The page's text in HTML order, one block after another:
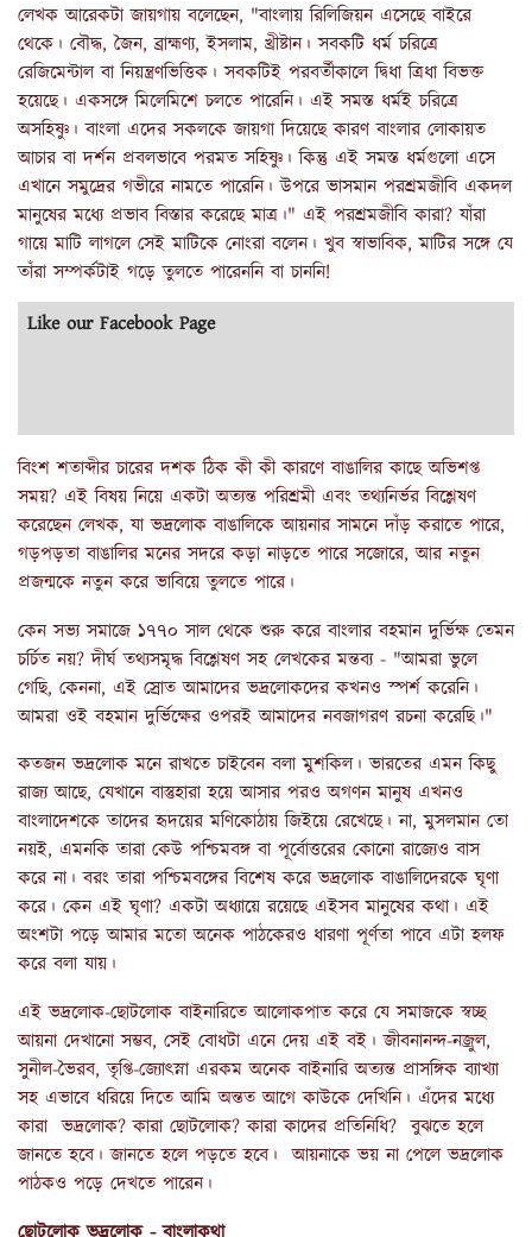
লেখক আরেকটা জায়গায় বলেছেন, "বাংলায় রিলিজিয়ন এসেছে বাইরে
থেকে। বৌদ্ধ, জৈন, ব্রাহ্মণ্য, ইসলাম, খ্রীষ্টান। সবকটি ধর্ম চরিত্রে
রেজিমেন্টাল বা নিয়ন্ত্রণভিত্তিক। সবকটিই পরবর্তীকালে দ্বিধা ত্রিধা বিভক্ত
হয়েছে। একসঙ্গে মিলেমিশে চলতে পারেনি‌। এই সমস্ত ধর্মই চরিত্রে
অসহিষ্ণু। বাংলা এদের সকলকে জায়গা দিয়েছে কারণ বাংলার লোকায়ত
আচার বা দর্শন প্রবলভাবে পরমত সহিষ্ণু। কিন্তু এই সমস্ত ধর্মগুলো এসে
এখানে সমুদ্রের গভীরে নামতে পারেনি। উপরে ভাসমান পরশ্রমজীবি একদল
মানুষের মধ্যে প্রভাব বিস্তার করেছে মাত্র।" এই পরশ্রমজীবি কারা? যাঁরা
গায়ে মাটি লাগলে সেই মাটিকে নোংরা বলেন। খুব স্বাভাবিক, মাটির সঙ্গে যে
তাঁরা সম্পর্কটাই গড়ে তুলতে পারেননি বা চাননি!
Like our Facebook Page
বিংশ শতাব্দীর চারের দশক ঠিক কী কী কারণে বাঙালির কাছে অভিশপ্ত
সময়? এই বিষয় নিয়ে একটা অত্যন্ত পরিশ্রমী এবং তথ্যনির্ভর বিশ্লেষণ
করেছেন লেখক, যা ভদ্রলোক বাঙালিকে আয়নার সামনে দাঁড় করাতে পারে,
গড়পড়তা বাঙালির মনের সদরে কড়া নাড়তে পারে সজোরে, আর নতুন
প্রজন্মকে নতুন করে ভাবিয়ে তুলতে পারে।
কেন সভ্য সমাজে ১৭৭০ সাল থেকে শুরু করে বাংলার বহমান দুর্ভিক্ষ তেমন
চর্চিত নয়? দীর্ঘ তথ্যসমৃদ্ধ বিশ্লেষণ সহ লেখকের মন্তব্য - "আমরা ভুলে
গেছি, কেননা, এই স্রোত আমাদের ভদ্রলোকদের কখনও স্পর্শ করেনি।
আমরা ওই বহমান দুর্ভিক্ষের ওপরই আমাদের নবজাগরণ রচনা করেছি।"
কতজন ভদ্রলোক মনে রাখতে চাইবেন বলা মুশকিল। ভারতের এমন কিছু
রাজ্য আছে, যেখানে বাস্তুহারা হয়ে আসার পরও অগণন মানুষ এখনও
বাংলাদেশকে তাদের হৃদয়ের মণিকোঠায় জিইয়ে রেখেছে। না, মুসলমান তো
নয়ই, এমনকি তারা কেউ পশ্চিমবঙ্গ বা পূর্বোত্তরের কোনো রাজ্যেও বাস
করে না। বরং তারা পশ্চিমবঙ্গের বিশেষ করে ভদ্রলোক বাঙালিদেরকে ঘৃণা
করে। কেন এই ঘৃণা? একটা অধ্যায়ে রয়েছে এইসব মানুষের কথা। এই
অংশটা পড়ে আমার মতো অনেক পাঠকেরও ধারণা পূর্ণতা পাবে এটা হলফ
করে বলা যায়।
এই ভদ্রলোক-ছোটলোক বাইনারিতে আলোকপাত করে যে সমাজকে স্বচ্ছ
আয়না দেখানো সম্ভব, সেই বোধটা এনে দেয় এই বই। জীবনানন্দ-নজ্রুল,
সুনীল-ভৈরব, তৃপ্তি-জ্যোৎস্না এরকম অনেক বাইনারি অত্যন্ত প্রাসঙ্গিক ব্যাখ্যা
সহ এভাবে ধরিয়ে দিতে আমি অন্তত আগে কাউকে দেখিনি। এঁদের মধ্যে
কারা ভদ্রলোক? কারা ছোটলোক? কারা কাদের প্রতিনিধি? বুঝতে হলে
জানতে হবে। জানতে হলে পড়তে হবে। আয়নাকে ভয় না পেলে ভদ্রলোক
পাঠকও পড়ে দেখতে পারেন।